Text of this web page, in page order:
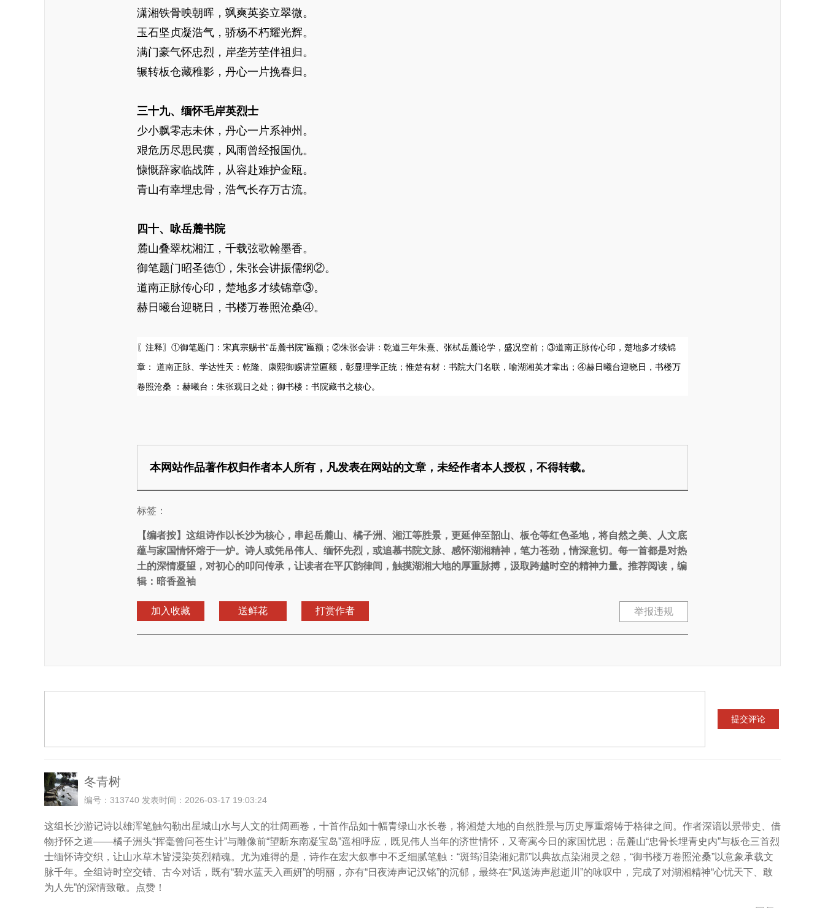
潇湘铁骨映朝晖，飒爽英姿立翠微。
玉石坚贞凝浩气，骄杨不朽耀光辉。
满门豪气怀忠烈，岸垄芳茔伴祖归。
辗转板仓藏稚影，丹心一片挽春归。
三十九、缅怀毛岸英烈士
少小飘零志未休，丹心一片系神州。
艰危历尽思民瘼，风雨曾经报国仇。
慷慨辞家临战阵，从容赴难护金瓯。
青山有幸埋忠骨，浩气长存万古流。
四十、咏岳麓书院
麓山叠翠枕湘江，千载弦歌翰墨香。
御笔题门昭圣德①，朱张会讲振儒纲②。
道南正脉传心印，楚地多才续锦章③。
赫日曦台迎晓日，书楼万卷照沧桑④。
〖注释〗①御笔题门：宋真宗赐书“岳麓书院”匾额；②朱张会讲：乾道三年朱熹、张栻岳麓论学，盛况空前；③道南正脉传心印，楚地多才续锦
章： 道南正脉、学达性天：乾隆、康熙御赐讲堂匾额，彰显理学正统；惟楚有材：书院大门名联，喻湖湘英才辈出；④赫日曦台迎晓日，书楼万
卷照沧桑 ：赫曦台：朱张观日之处；御书楼：书院藏书之核心。
本网站作品著作权归作者本人所有，凡发表在网站的文章，未经作者本人授权，不得转载。
标签：
【编者按】 这组诗作以长沙为核心，串起岳麓山、橘子洲、湘江等胜景，更延伸至韶山、板仓等红色圣地，将自然之美、人文底
蕴与家国情怀熔于一炉。诗人或凭吊伟人、缅怀先烈，或追慕书院文脉、感怀湖湘精神，笔力苍劲，情深意切。每一首都是对热
土的深情凝望，对初心的叩问传承，让读者在平仄韵律间，触摸湖湘大地的厚重脉搏，汲取跨越时空的精神力量。推荐阅读，编
辑：暗香盈袖
加入收藏 送鲜花 打赏作者 举报违规
冬青树
编号：313740 发表时间：2026-03-17 19:03:24
这组长沙游记诗以雄浑笔触勾勒出星城山水与人文的壮阔画卷，十首作品如十幅青绿山水长卷，将湘楚大地的自然胜景与历史厚重熔铸于格律之间。作者深谙以景带史、借
物抒怀之道——橘子洲头“挥毫曾问苍生计”与雕像前“望断东南凝宝岛”遥相呼应，既见伟人当年的济世情怀，又寄寓今日的家国忧思；岳麓山“忠骨长埋青史内”与板仓三首烈
士缅怀诗交织，让山水草木皆浸染英烈精魂。尤为难得的是，诗作在宏大叙事中不乏细腻笔触：“斑筠泪染湘妃郡”以典故点染湘灵之怨，“御书楼万卷照沧桑”以意象承载文
脉千年。全组诗时空交错、古今对话，既有“碧水蓝天入画妍”的明丽，亦有“日夜涛声记汉铭”的沉郁，最终在“风送涛声慰逝川”的咏叹中，完成了对湖湘精神“心忧天下、敢
为人先”的深情致敬。点赞！